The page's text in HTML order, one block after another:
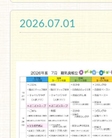
2026.07.01